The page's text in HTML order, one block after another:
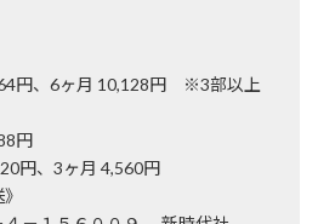
円、6ヶ月 10,128円 ※3部以上
円
円、3ヶ月 4,560円